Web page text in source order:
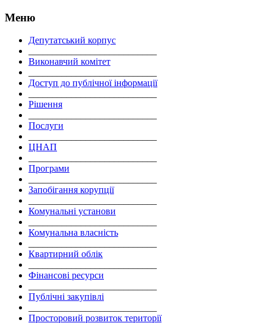
Меню
Депутатський корпус
Виконавчий комітет
Доступ до публічної інформації
Рішення
Послуги
ЦНАП
Програми
Запобігання корупції
Комунальні установи
Комунальна власність
Квартирний облік
Фінансові ресурси
Публічні закупівлі
Просторовий розвиток території